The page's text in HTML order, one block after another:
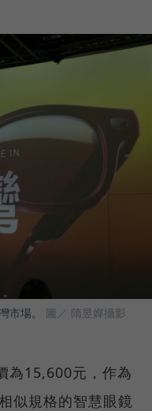
市場。 圖／ 隋昱嬋攝影
為15,600元，作為
似規格的智慧眼鏡